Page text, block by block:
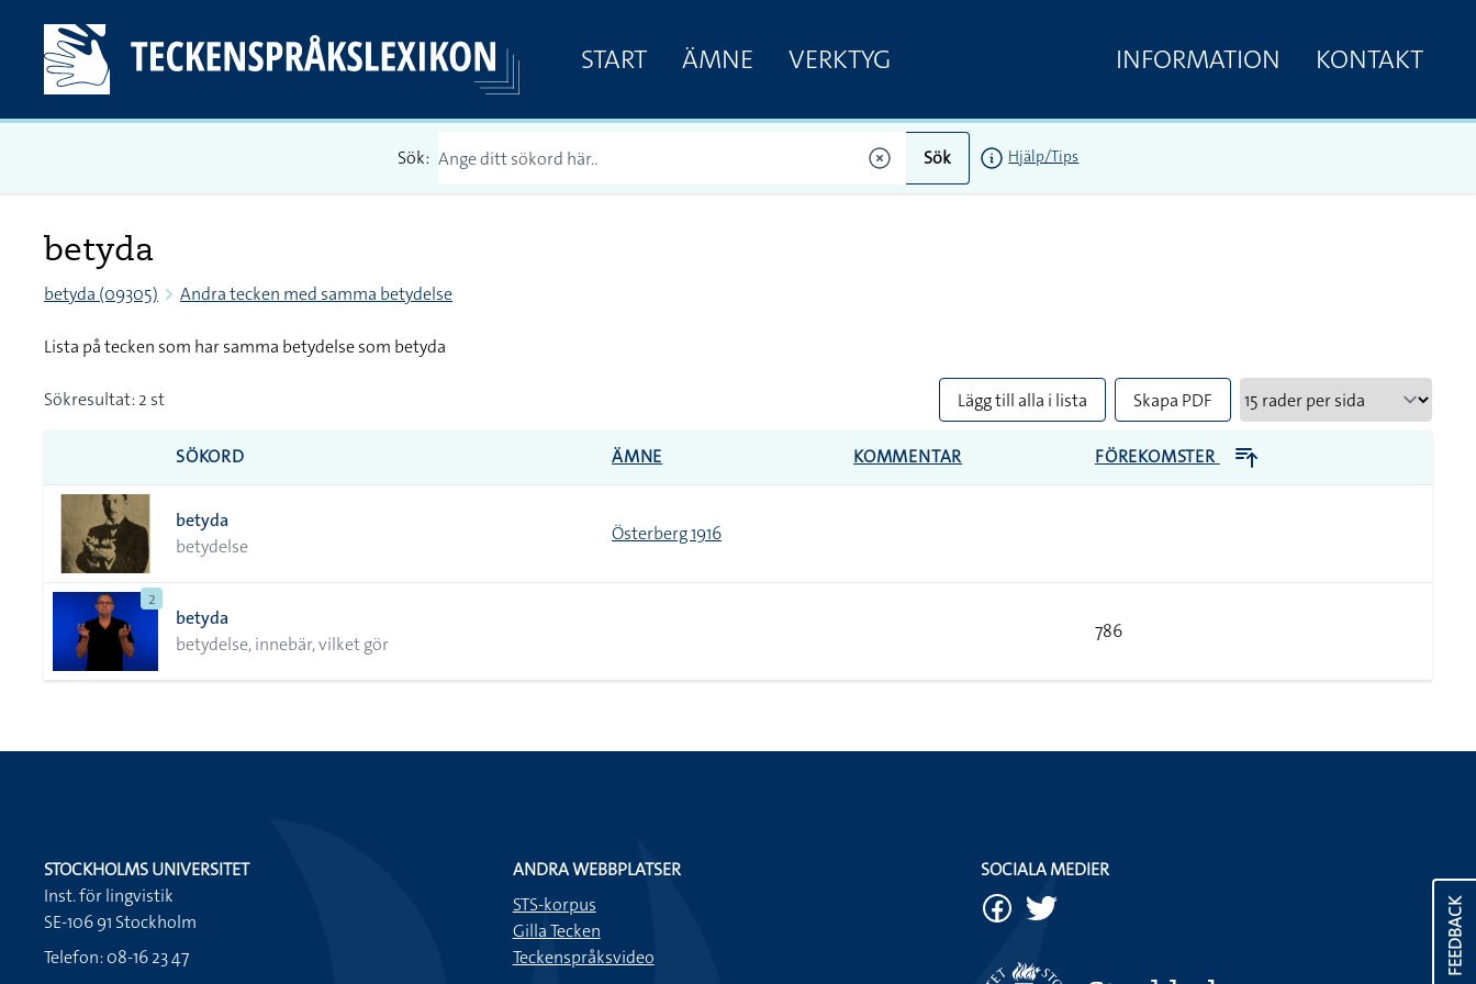
START ÄMNE VERKTYG INFORMATION KONTAKT
Sök: Sök Hjälp/Tips
betyda
betyda (09305) Andra tecken med samma betydelse
Lista på tecken som har samma betydelse som betyda
Sökresultat: 2 st Lägg till alla i lista Skapa PDF
SÖKORD ÄMNE KOMMENTAR FÖREKOMSTER
betyda
betydelse
Österberg 1916
2
betyda
betydelse, innebär, vilket gör
786
FEEDBACK
STOCKHOLMS UNIVERSITET
Inst. för lingvistik
SE-106 91 Stockholm
Telefon: 08-16 23 47
ANDRA WEBBPLATSER
STS-korpus
Gilla Tecken
Teckenspråksvideo
SOCIALA MEDIER